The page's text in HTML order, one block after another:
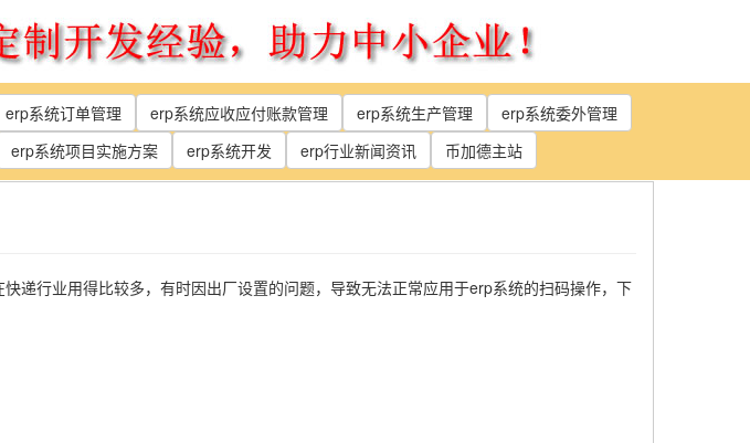
erp系统订单管理 erp系统应收应付账款管理 erp系统生产管理
erp系统委外管理
erp系统项目实施方案 erp系统开发 erp行业新闻资讯 币加德主站
递行业用得比较多，有时因出厂设置的问题，导致无法正常应用于erp系统的扫码操作，下